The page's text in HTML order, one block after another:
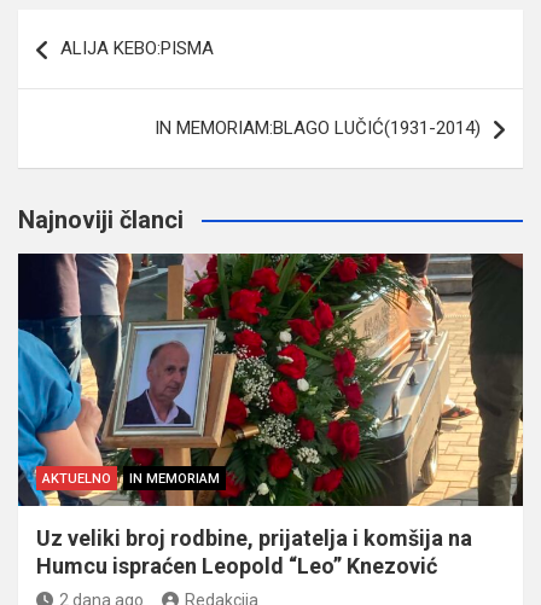
članaka
ALIJA KEBO:PISMA
IN MEMORIAM:BLAGO LUČIĆ(1931-2014)
Najnoviji članci
AKTUELNO IN MEMORIAM
Uz veliki broj rodbine, prijatelja i komšija na
Humcu ispraćen Leopold “Leo” Knezović
2 dana ago Redakcija